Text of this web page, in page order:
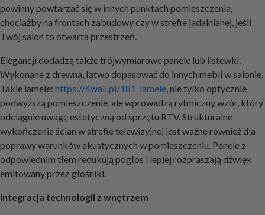
powinny powtarzać się w innych punktach pomieszczenia,
chociażby na frontach zabudowy czy w strefie jadalnianej, jeśli
Twój salon to otwarta przestrzeń.
Elegancji dodadzą także trójwymiarowe panele lub listewki.
Wykonane z drewna, łatwo dopasować do innych mebli w salonie.
Takie lamele: https://4wall.pl/181_lamele, nie tylko optycznie
podwyższą pomieszczenie, ale wprowadzą rytmiczny wzór, który
odciągnie uwagę estetyczną od sprzętu RTV. Strukturalne
wykończenie ścian w strefie telewizyjnej jest ważne również dla
poprawy warunków akustycznych w pomieszczeniu. Panele z
odpowiednim tłem redukują pogłos i lepiej rozpraszają dźwięk
emitowany przez głośniki.
Integracja technologii z wnętrzem